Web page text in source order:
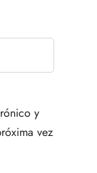
y
vez